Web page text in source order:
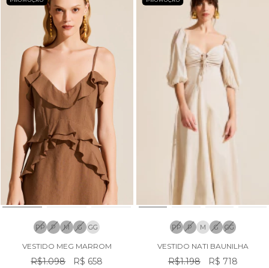
PP P M G GG
VESTIDO MEG MARROM
R$1.098 R$ 658
PP P M G GG
VESTIDO NATI BAUNILHA
R$1.198 R$ 718